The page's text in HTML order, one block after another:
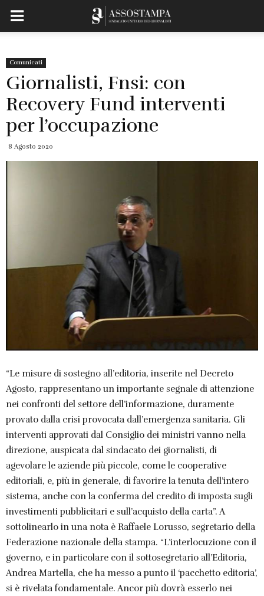
Comunicati
Giornalisti, Fnsi: con
Recovery Fund interventi
per l’occupazione
8 Agosto 2020
“Le misure di sostegno all’editoria, inserite nel Decreto
Agosto, rappresentano un importante segnale di attenzione
nei confronti del settore dell’informazione, duramente
provato dalla crisi provocata dall’emergenza sanitaria. Gli
interventi approvati dal Consiglio dei ministri vanno nella
direzione, auspicata dal sindacato dei giornalisti, di
agevolare le aziende più piccole, come le cooperative
editoriali, e, più in generale, di favorire la tenuta dell’intero
sistema, anche con la conferma del credito di imposta sugli
investimenti pubblicitari e sull’acquisto della carta”. A
sottolinearlo in una nota è Raffaele Lorusso, segretario della
Federazione nazionale della stampa. “L’interlocuzione con il
governo, e in particolare con il sottosegretario all’Editoria,
Andrea Martella, che ha messo a punto il ‘pacchetto editoria’,
si è rivelata fondamentale. Ancor più dovrà esserlo nei